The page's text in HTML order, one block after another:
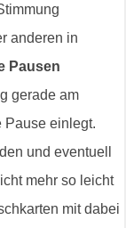
anderen in
Pausen
gerade am
Pause einlegt.
und eventuell
mehr so leicht
mit dabei